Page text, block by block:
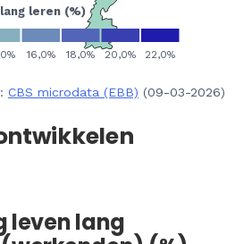
CBS microdata (EBB) (09-03-2026)
leven lang